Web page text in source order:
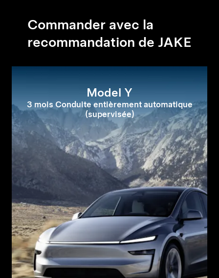
Commander avec la
recommandation de JAKE
Model Y
3 mois Conduite entièrement automatique
(supervisée)